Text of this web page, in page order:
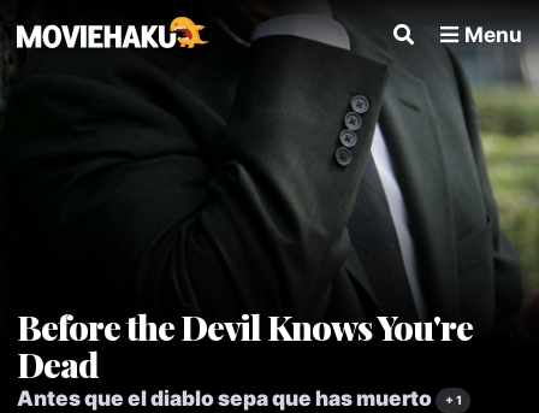
Menu
Before the Devil Knows You're
Dead
Antes que el diablo sepa que has muerto + 1